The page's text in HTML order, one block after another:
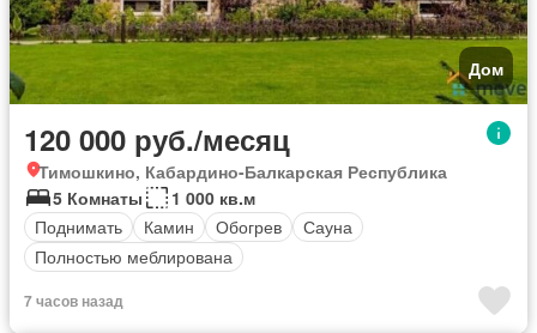
Дом
120 000 руб./месяц
Тимошкино, Кабардино-Балкарская Республика
5 Комнаты
1 000 кв.м
Поднимать
Камин Обогрев
Сауна
Полностью меблирована
7 часов назад